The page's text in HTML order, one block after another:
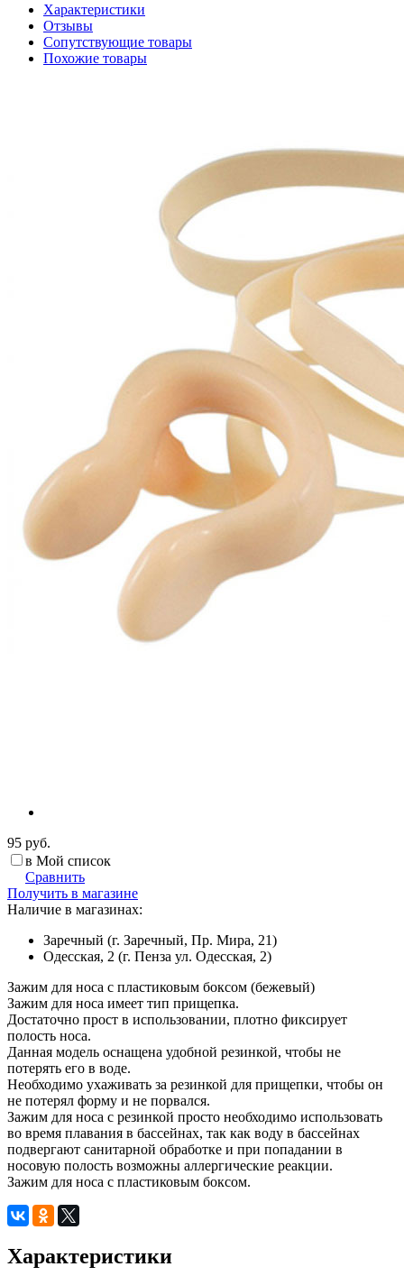
Характеристики
Отзывы
Сопутствующие товары
Похожие товары
95 руб.
в Мой список
Сравнить
Получить в магазине
Наличие в магазинах:
Заречный (г. Заречный, Пр. Мира, 21)
Одесская, 2 (г. Пенза ул. Одесская, 2)
Зажим для носа с пластиковым боксом (бежевый)
Зажим для носа имеет тип прищепка.
Достаточно прост в использовании, плотно фиксирует
полость носа.
Данная модель оснащена удобной резинкой, чтобы не
потерять его в воде.
Необходимо ухаживать за резинкой для прищепки, чтобы он
не потерял форму и не порвался.
Зажим для носа с резинкой просто необходимо использовать
во время плавания в бассейнах, так как воду в бассейнах
подвергают санитарной обработке и при попадании в
носовую полость возможны аллергические реакции.
Зажим для носа с пластиковым боксом.
Характеристики